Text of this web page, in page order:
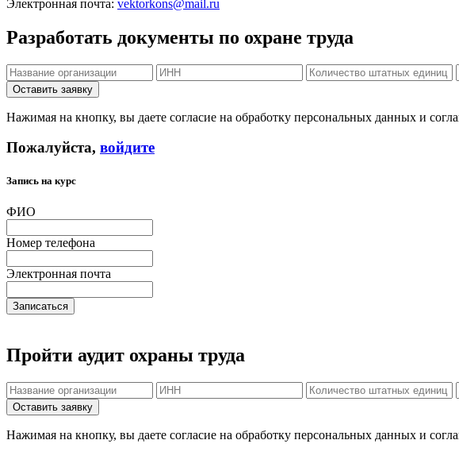
Электронная почта: vektorkons@mail.ru
Разработать документы по охране труда
Нажимая на кнопку, вы даете согласие на обработку персональных данных и
Пожалуйста, войдите
Запись на курс
ФИО
Номер телефона
Электронная почта
Записаться
Пройти аудит охраны труда
Нажимая на кнопку, вы даете согласие на обработку персональных данных и